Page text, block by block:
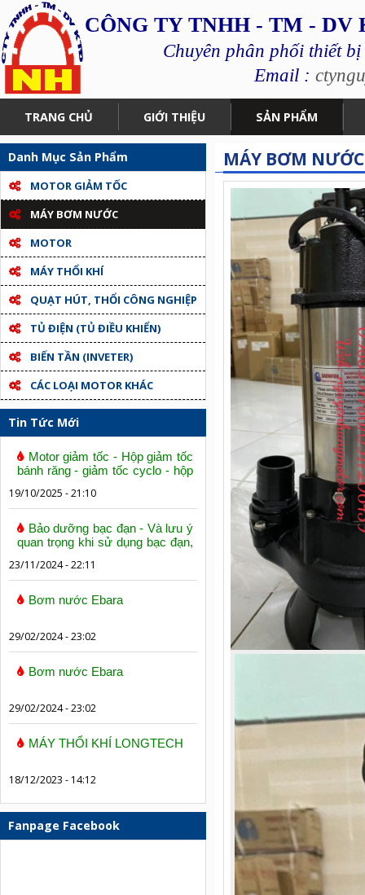
CÔNG TY TNHH - TM -
Chuyên phân phối thiết
Email :
TRANG CHỦ GIỚI THIỆU SẢN PHẨM
Danh Mục Sản Phẩm
MOTOR GIẢM TỐC
MÁY BƠM NƯỚC
MOTOR
MÁY THỔI KHÍ
QUẠT HÚT, THỔI CÔNG NGHIỆP
TỦ ĐIỆN (TỦ ĐIỀU KHIỂN)
BIẾN TẦN (INVETER)
CÁC LOẠI MOTOR KHÁC
Tin Tức Mới
Motor giảm tốc - Hộp giảm tốc
bánh răng - giảm tốc cyclo - hộp
19/10/2025 - 21:10
Bảo dưỡng bạc đạn - Và lưu ý
quan trọng khi sử dụng bạc đạn,
23/11/2024 - 22:11
Bơm nước Ebara
29/02/2024 - 23:02
Bơm nước Ebara
29/02/2024 - 23:02
MÁY THỔI KHÍ LONGTECH
18/12/2023 - 14:12
Fanpage Facebook
MÁY BƠM